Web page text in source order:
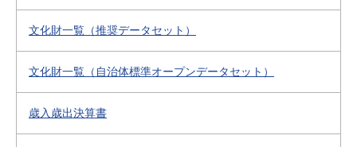
文化財一覧（推奨データセット）
文化財一覧（自治体標準オープンデータセット）
歳入歳出決算書